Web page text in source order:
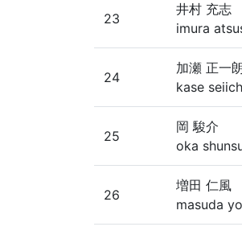
23
井村 充志
imura
24
加瀬 正一
kase
25
岡 駿介
oka
26
増田 仁風
masuda